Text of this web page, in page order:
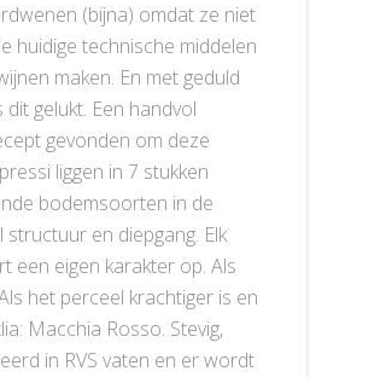
(bijna) omdat ze niet
huidige technische middelen
maken. En met geduld
gelukt. Een handvol
gevonden om deze
liggen in 7 stukken
bodemsoorten in de
en diepgang. Elk
een eigen karakter op. Als
het perceel krachtiger is en
Macchia Rosso. Stevig,
in RVS vaten en er wordt